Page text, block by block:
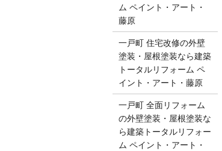
ム ペイント・アート・
藤原
一戸町 住宅改修の外壁
塗装・屋根塗装なら建築
トータルリフォーム ペ
イント・アート・藤原
一戸町 全面リフォーム
の外壁塗装・屋根塗装な
ら建築トータルリフォー
ム ペイント・アート・